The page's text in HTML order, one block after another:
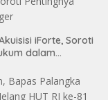
iForte, Soroti
dalam